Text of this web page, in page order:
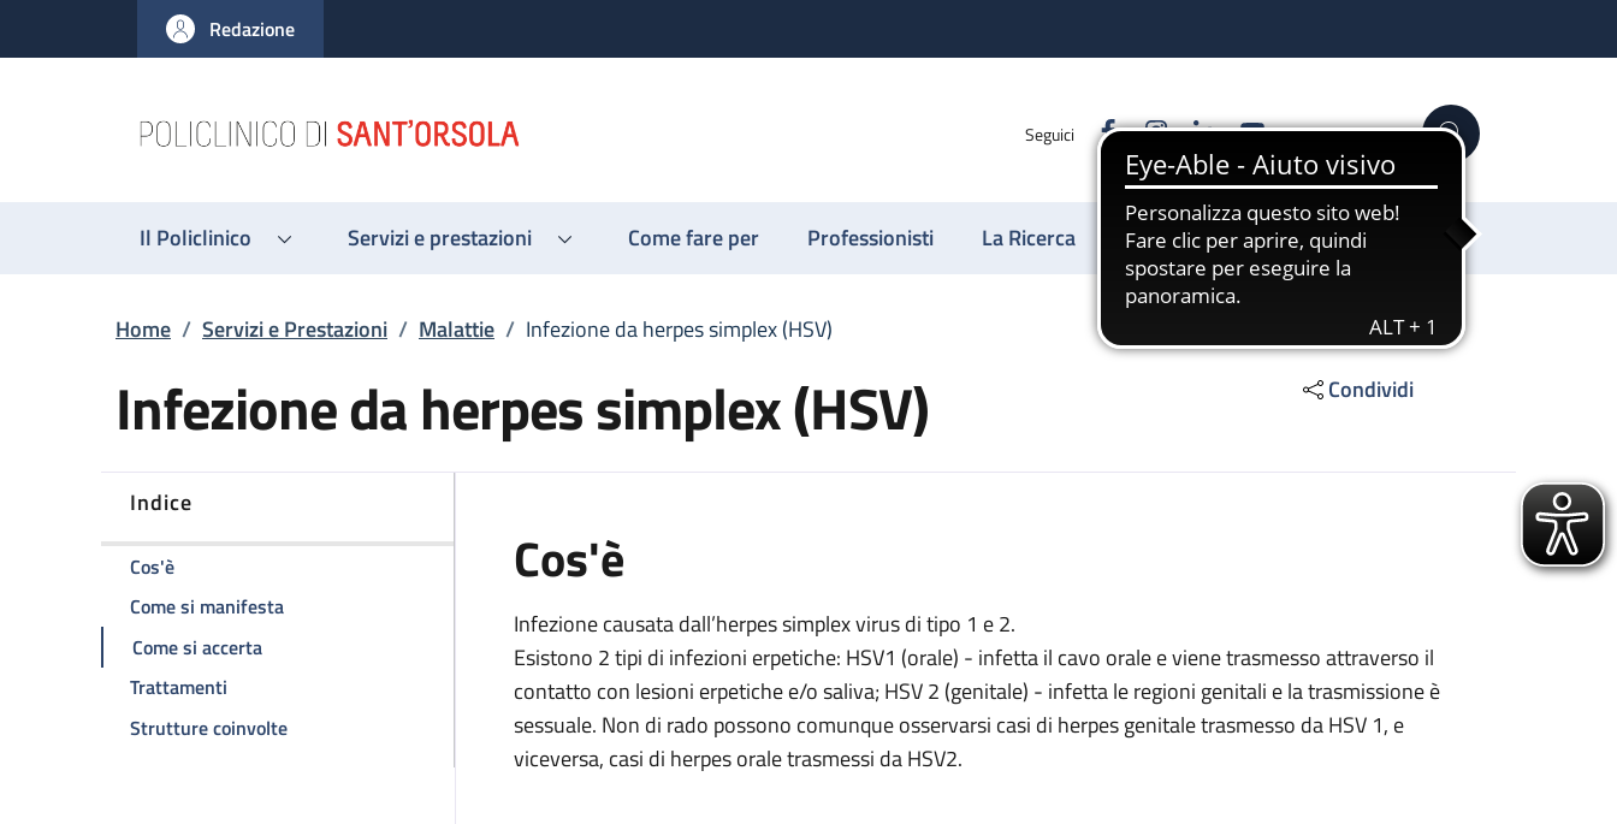
al contenuto principale
to footer content
Redazione
Seguici FacebookInstagram
LinkedinYouTube Cerca
Il Policlinico Servizi e prestazioni Come fare per Professionisti La Ricerca Sostienici
Briciole di pane
Home / Servizi e Prestazioni / Malattie / Infezione da herpes simplex (HSV)
Infezione da herpes simplex (HSV) Condividi
Indice
Cos'èdella pagina Infezione da herpes simplex (HSV)
Come si manifestadella pagina Infezione da herpes simplex (HSV)
Come si accertadella pagina Infezione da herpes simplex (HSV)
Trattamenti della pagina Infezione da herpes simplex (HSV)
Strutture coinvoltedella pagina Infezione da herpes simplex (HSV)
Cos'è
Infezione causata dall’herpes simplex virus di tipo 1 e 2.
Esistono 2 tipi di infezioni erpetiche: HSV1 (orale) - infetta il cavo orale e viene trasmesso attraverso il
contatto con lesioni erpetiche e/o saliva; HSV 2 (genitale) - infetta le regioni genitali e la trasmissione è
sessuale. Non di rado possono comunque osservarsi casi di herpes genitale trasmesso da HSV 1, e
viceversa, casi di herpes orale trasmessi da HSV2.